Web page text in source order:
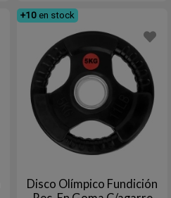
+10 en stock
Disco Olímpico Fundición